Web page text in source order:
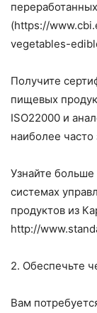
(https://
vegetables-
Получите
пищевых
ISO22000 и
наиболее
Узнайте
системах
продуктов из
http://
2. Обеспечьте
Вам